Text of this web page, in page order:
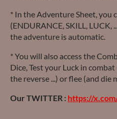
* In the Adventure Sheet, you
(ENDURANCE, SKILL, LUCK,
the adventure is automatic.
* You will also access the
Dice, Test your Luck in
the reverse ...) or flee (and die
Our TWITTER : https://